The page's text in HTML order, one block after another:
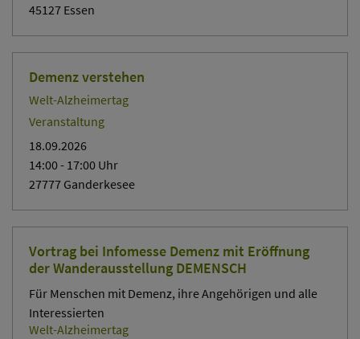
45127 Essen
Demenz verstehen
Welt-Alzheimertag
Veranstaltung
18.09.2026
14:00- 17:00 Uhr
27777 Ganderkesee
Vortrag bei Infomesse Demenz mit Eröffnung
der Wanderausstellung DEMENSCH
Für Menschen mit Demenz, ihre Angehörigen und alle
Interessierten
Welt-Alzheimertag